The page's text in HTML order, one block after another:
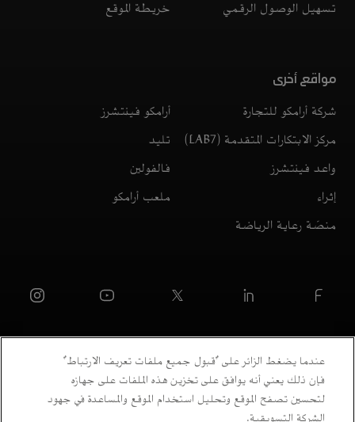
تسهيل الوصول الرقمي
خريطة الموقع
مواقع أخرى
شركة أرامكو للتجارة
أرامكو فينتشرز
مركز الابتكارات المتقدمة (LAB7)
تليد
واعد فينتشرز
فالفولين
إثراء
ملعب أرامكو
منصّة رعاية الرياضة
عندما يضغط الزائر على "قبول جميع ملفات تعريف الارتباط"
فإن ذلك يعني أنه يوافق على تخزين هذه الملفات على جهازه
لتحسين تصفح الموقع وتحليل استخدام الموقع والمساعدة في جهود
الشركة التسويقية.